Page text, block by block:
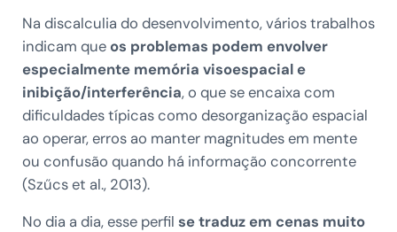
Na discalculia do desenvolvimento, vários trabalhos
indicam que os problemas podem envolver
especialmente memória visoespacial e
inibição/interferência, o que se encaixa com
dificuldades típicas como desorganização espacial
ao operar, erros ao manter magnitudes em mente
ou confusão quando há informação concorrente
(Szűcs et al., 2013).
No dia a dia, esse perfil se traduz em cenas muito